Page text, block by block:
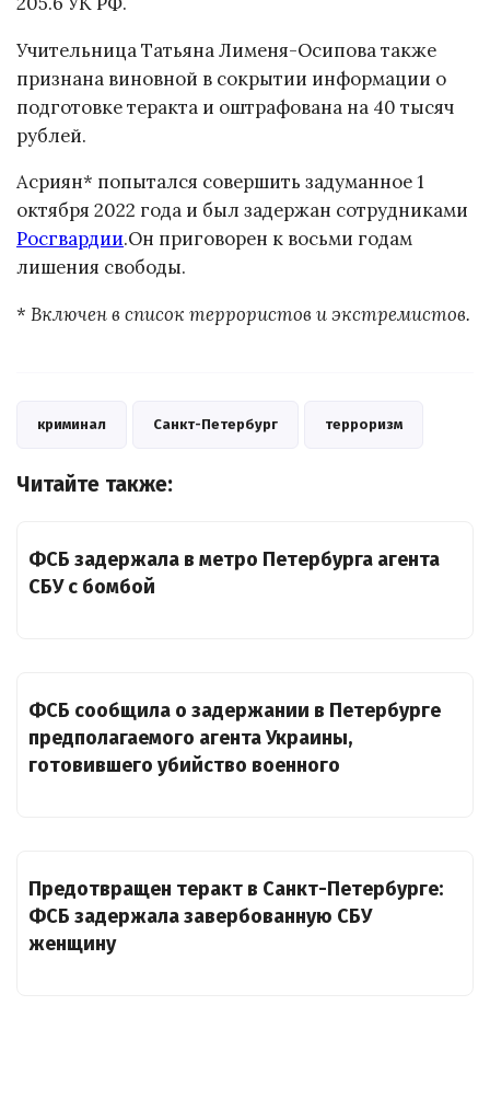
Учительница Татьяна Лименя-Осипова также
признана виновной в сокрытии информации о
подготовке теракта и оштрафована на 40 тысяч
рублей.
Асриян* попытался совершить задуманное 1
октября 2022 года и был задержан сотрудниками
Росгвардии.Он приговорен к восьми годам
лишения свободы.
* Включен в список террористов и экстремистов.
криминал Санкт-Петербург терроризм
Читайте также:
ФСБ задержала в метро Петербурга агента
СБУ с бомбой
ФСБ сообщила о задержании в Петербурге
предполагаемого агента Украины,
готовившего убийство военного
Предотвращен теракт в Санкт-Петербурге:
ФСБ задержала завербованную СБУ
женщину